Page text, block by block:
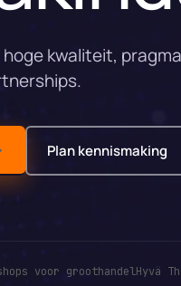
kwaliteit,
Plan kennismaking
voor groothandelHyvä